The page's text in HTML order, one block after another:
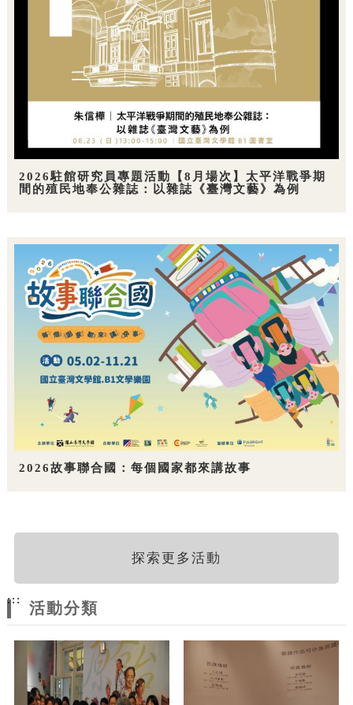
2026駐館研究員專題活動【8月場次】太平洋戰爭期
間的殖民地奉公雜誌：以雜誌《臺灣文藝》為例
2026故事聯合國：每個國家都來講故事
探索更多活動
:::
活動分類